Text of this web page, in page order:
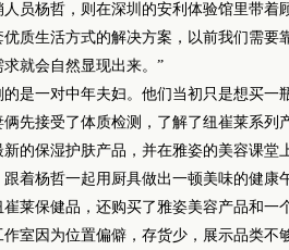
杨哲，则在深圳的安利体验馆里带着
质生活方式的解决方案，以前我们需要
就会自然显现出来。”
一对中年夫妇。他们当初只是想买一
先接受了体质检测，了解了纽崔莱系列
的保湿护肤产品，并在雅姿的美容课堂
着杨哲一起用厨具做出一顿美味的健康
莱保健品，还购买了雅姿美容产品和一
因为位置偏僻，存货少，展示品类不